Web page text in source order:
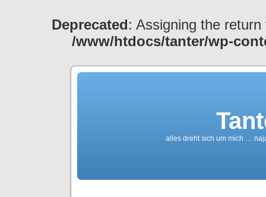
Deprecated: Assigning the
/www/htdocs/tanter/wp-
alles dreht sich um mich …